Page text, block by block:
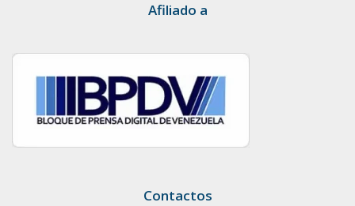
Afiliado a
Contactos